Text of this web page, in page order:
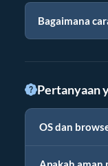
Bagaimana
Pertanyaan
OS dan